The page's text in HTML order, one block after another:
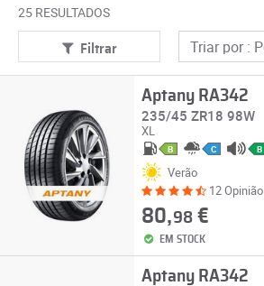
25 RESULTADOS
Filtrar
Aptany RA342
235/45 ZR18 98W
XL
B C B
Verão
12 Opinião
80,98€
EM STOCK
Aptany RA342